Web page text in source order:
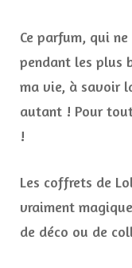
Ce parfum, qui
pendant les plus
ma vie, à savoir
autant ! Pour
!
Les coffrets de
vraiment
de déco ou de